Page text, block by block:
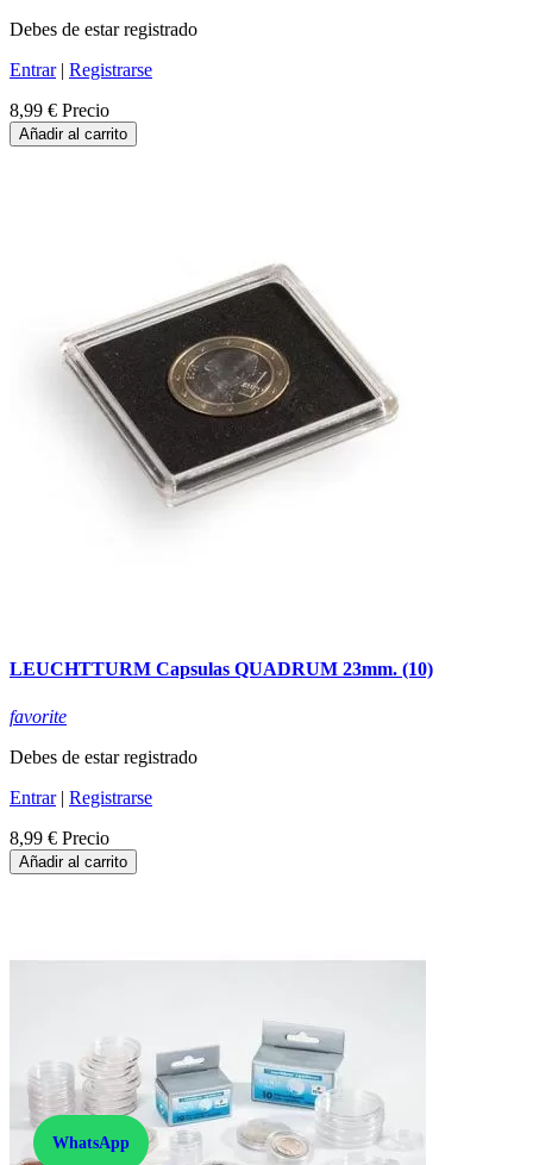
Debes de estar registrado
Entrar| Registrarse
8,99 € Precio
Añadir al carrito
LEUCHTTURM Capsulas QUADRUM 23mm. (10)
favorite
Debes de estar registrado
Entrar| Registrarse
8,99 € Precio
Añadir al carrito
WhatsApp